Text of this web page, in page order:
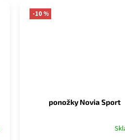
-10 %
ponožky Novia Sport